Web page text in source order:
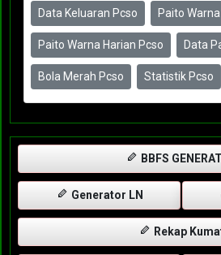
Data Keluaran Pcso Paito
Paito Warna Harian Pcso Data
Bola Merah Pcso Statistik Pcso
BBFS
Generator LN
Rekap